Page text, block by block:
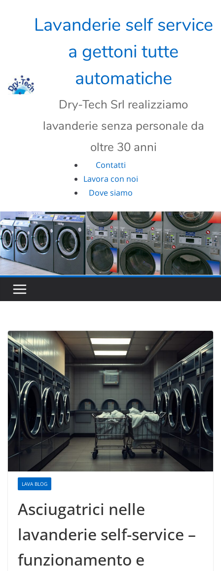
Lavanderie self service
a gettoni tutte
automatiche
Dry-Tech Srl realizziamo
lavanderie senza personale da
oltre 30 anni
Contatti
Lavora con noi
Dove siamo
LAVA BLOG
Asciugatrici nelle
lavanderie self-service –
funzionamento e